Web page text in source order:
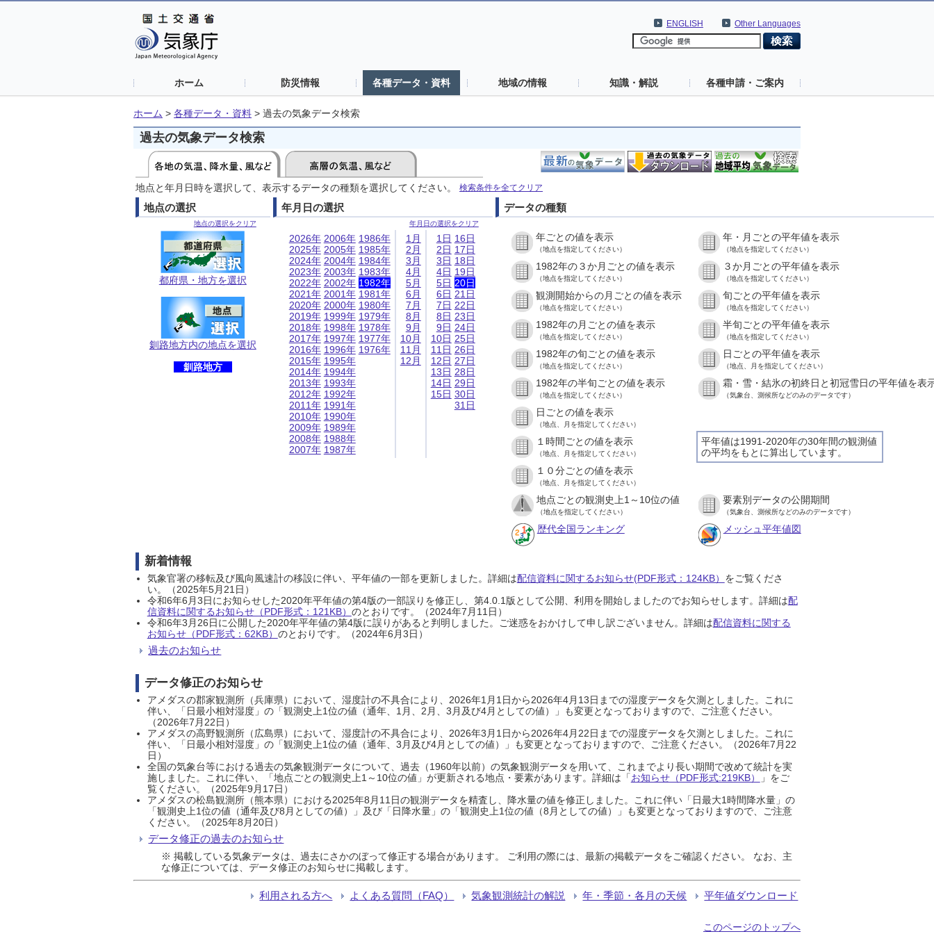
Other Languages
ENGLISH
ホーム 防災情報 各種データ・資料 地域の情報 知識・解説 各種申請・ご案内
ホーム > 各種データ・資料 > 過去の気象データ検索
過去の気象データ検索
地点と年月日時を選択して、表示するデータの種類を選択してください。 検索条件を全てクリア
地点の選択
地点の選択をクリア
都府県・地方を選択
釧路地方内の地点を選択
釧路地方
年月日の選択
年月日の選択をクリア
2026年
2025年
2024年
2023年
2022年
2021年
2020年
2019年
2018年
2017年
2016年
2015年
2014年
2013年
2012年
2011年
2010年
2009年
2008年
2007年
2006年
2005年
2004年
2003年
2002年
2001年
2000年
1999年
1998年
1997年
1996年
1995年
1994年
1993年
1992年
1991年
1990年
1989年
1988年
1987年
1986年
1985年
1984年
1983年
1982年
1981年
1980年
1979年
1978年
1977年
1976年
1月
2月
3月
4月
5月
6月
7月
8月
9月
10月
11月
12月
1日
2日
3日
4日
5日
6日
7日
8日
9日
10日
11日
12日
13日
14日
15日
16日
17日
18日
19日
20日
21日
22日
23日
24日
25日
26日
27日
28日
29日
30日
31日
データの種類
年ごとの値を表示
（地点を指定してください）
年・月ごとの平年値を表示
（地点を指定してください）
1982年の３か月ごとの値を表示
（地点を指定してください）
３か月ごとの平年値を表示
（地点を指定してください）
観測開始からの月ごとの値を表示
（地点を指定してください）
旬ごとの平年値を表示
（地点を指定してください）
1982年の月ごとの値を表示
（地点を指定してください）
半旬ごとの平年値を表示
（地点を指定してください）
1982年の旬ごとの値を表示
（地点を指定してください）
日ごとの平年値を表示
（地点、月を指定してください）
1982年の半旬ごとの値を表示
（地点を指定してください）
霜・雪・結氷の初終日と初冠雪日の平年値を表
（気象台、測候所などのみのデータです）
日ごとの値を表示
（地点、月を指定してください）
平年値は1991-2020年の30年間の観測値
の平均をもとに算出しています。
１時間ごとの値を表示
（地点、月を指定してください）
１０分ごとの値を表示
（地点、月を指定してください）
地点ごとの観測史上1～10位の値
（地点を指定してください）
要素別データの公開期間
（気象台、測候所などのみのデータです）
歴代全国ランキング メッシュ平年値図
新着情報
気象官署の移転及び風向風速計の移設に伴い、平年値の一部を更新しました。詳細は配信資料に関するお知らせ(PDF形式：124KB） をご覧くださ
い。（2025年5月21日）
令和6年6月3日にお知らせした2020年平年値の第4版の一部誤りを修正し、第4.0.1版として公開、利用を開始しましたのでお知らせします。詳細は配
信資料に関するお知らせ（PDF形式：121KB） のとおりです。（2024年7月11日）
令和6年3月26日に公開した2020年平年値の第4版に誤りがあると判明しました。ご迷惑をおかけして申し訳ございません。詳細は配信資料に関する
お知らせ（PDF形式：62KB） のとおりです。（2024年6月3日）
過去のお知らせ
データ修正のお知らせ
アメダスの郡家観測所（兵庫県）において、湿度計の不具合により、2026年1月1日から2026年4月13日までの湿度データを欠測としました。これに
伴い、「日最小相対湿度」の「観測史上1位の値（通年、1月、2月、3月及び4月としての値）」も変更となっておりますので、ご注意ください。
（2026年7月22日）
アメダスの高野観測所（広島県）において、湿度計の不具合により、2026年3月1日から2026年4月22日までの湿度データを欠測としました。これに
伴い、「日最小相対湿度」の「観測史上1位の値（通年、3月及び4月としての値）」も変更となっておりますので、ご注意ください。（2026年7月22
日）
全国の気象台等における過去の気象観測データについて、過去（1960年以前）の気象観測データを用いて、これまでより長い期間で改めて統計を実
施しました。これに伴い、「地点ごとの観測史上1～10位の値」が更新される地点・要素があります。詳細は「お知らせ（PDF形式:219KB）
」をご
覧ください。（2025年9月17日）
アメダスの松島観測所（熊本県）における2025年8月11日の観測データを精査し、降水量の値を修正しました。これに伴い「日最大1時間降水量」の
「観測史上1位の値（通年及び8月としての値）」及び「日降水量」の「観測史上1位の値（8月としての値）」も変更となっておりますので、ご注意
ください。（2025年8月20日）
データ修正の過去のお知らせ
※ 掲載している気象データは、過去にさかのぼって修正する場合があります。 ご利用の際には、最新の掲載データをご確認ください。 なお、主
な修正については、データ修正のお知らせに掲載します。
利用される方へ よくある質問（FAQ） 気象観測統計の解説 年・季節・各月の天候 平年値ダウンロード
このページのトップへ